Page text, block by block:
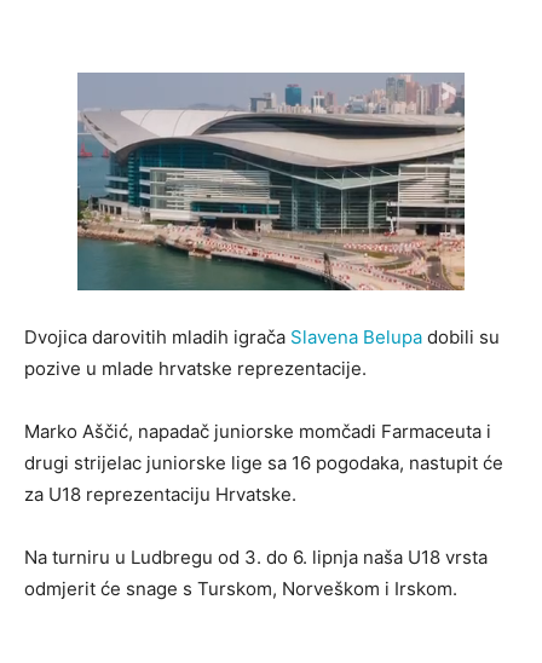
Dvojica darovitih mladih igrača Slavena Belupa dobili su
pozive u mlade hrvatske reprezentacije.
Marko Aščić, napadač juniorske momčadi Farmaceuta i
drugi strijelac juniorske lige sa 16 pogodaka, nastupit će
za U18 reprezentaciju Hrvatske.
Na turniru u Ludbregu od 3. do 6. lipnja naša U18 vrsta
odmjerit će snage s Turskom, Norveškom i Irskom.